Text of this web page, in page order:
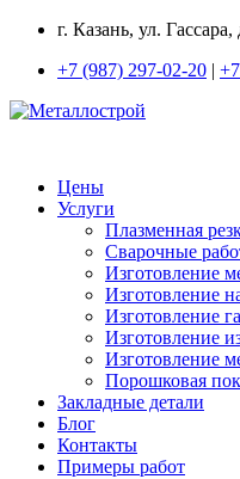
г. Казань, ул.
+7 (987) 297-02-20 |
Цены
Услуги
Плазменная
Сварочные
Изготовление
Изготовление
Изготовление
Изготовление
Изготовление
Порошковая
Закладные детали
Блог
Контакты
Примеры работ